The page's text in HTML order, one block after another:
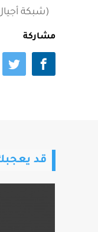
(شبكة أجيال)-
مشاركة
قد